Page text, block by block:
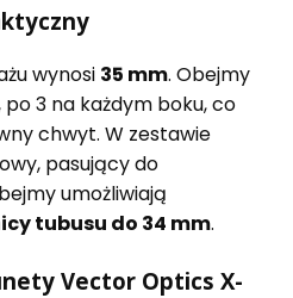
wynosi 35 mm. Obejmy
3 na każdym boku, co
chwyt. W zestawie
pasujący do
umożliwiają
tubusu do 34 mm.
Vector Optics X-